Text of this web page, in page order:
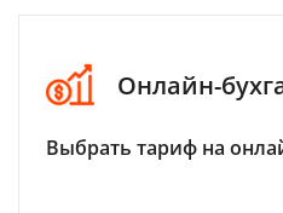
Онлайн-
Выбрать тариф на